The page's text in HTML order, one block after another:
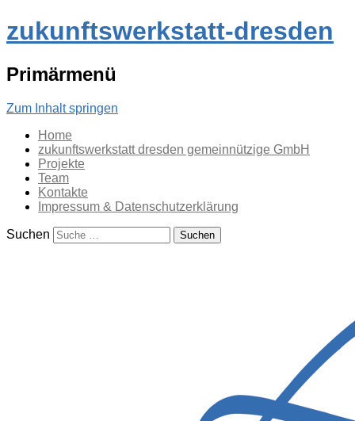
zukunftswerkstatt-dresden
Primärmenü
Zum Inhalt springen
Home
zukunftswerkstatt dresden gemeinnützige GmbH
Projekte
Team
Kontakte
Impressum & Datenschutzerklärung
Suchen